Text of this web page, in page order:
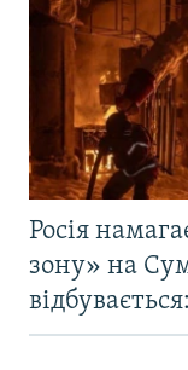
Росія
зону» на